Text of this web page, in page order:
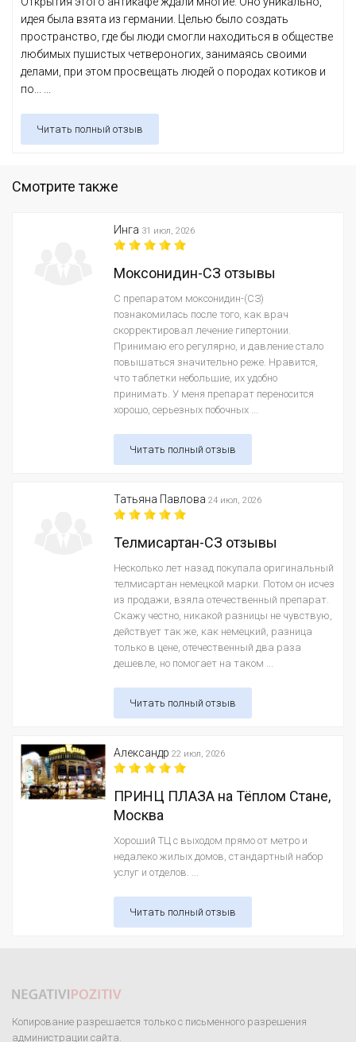
идея была взята из германии. Целью было создать
пространство, где бы люди смогли находиться в обществе
любимых пушистых четвероногих, занимаясь своими
делами, при этом просвещать людей о породах котиков и
по... ...
Читать полный отзыв
Смотрите также
Инга 31 июл, 2026
Моксонидин-СЗ отзывы
С препаратом моксонидин-(СЗ)
познакомилась после того, как врач
скорректировал лечение гипертонии.
Принимаю его регулярно, и давление стало
повышаться значительно реже. Нравится,
что таблетки небольшие, их удобно
принимать. У меня препарат переносится
хорошо, серьезных побочных ...
Читать полный отзыв
Татьяна Павлова 24 июл, 2026
Телмисартан-СЗ отзывы
Несколько лет назад покупала оригинальный
телмисартан немецкой марки. Потом он исчез
из продажи, взяла отечественный препарат.
Скажу честно, никакой разницы не чувствую,
действует так же, как немецкий, разница
только в цене, отечественный два раза
дешевле, но помогает на таком ...
Читать полный отзыв
Александр 22 июл, 2026
ПРИНЦ ПЛАЗА на Тёплом Стане,
Москва
Хороший ТЦ с выходом прямо от метро и
недалеко жилых домов, стандартный набор
услуг и отделов. ...
Читать полный отзыв
Копирование разрешается только с письменного разрешения
администрации сайта.